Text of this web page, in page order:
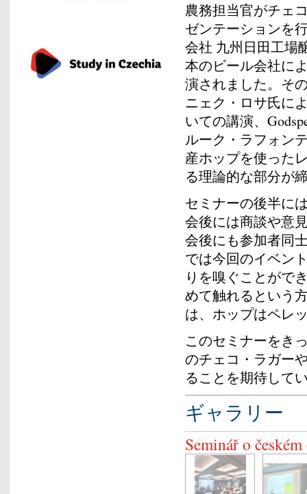
農務担当官がチェ
ゼンテーションを
会社 九州日田工場
本のビール会社に
演されました。そ
ニェク・ロサ氏に
いての講演、
ルーク・ラフォン
産ホップを使った
る理論的な部分が
セミナーの後半に
会後には商談や意
会後にも参加者同
では今回のイベン
りを嗅ぐことがで
めて触れるという
は、ホップはペレ
このセミナーをき
のチェコ・ラガー
ることを期待して
ギャラリー
Seminář o